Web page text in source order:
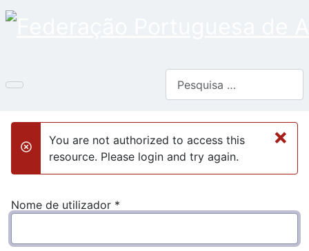
×
danger
You are not authorized to access this
resource. Please login and try again.
Nome de utilizador *